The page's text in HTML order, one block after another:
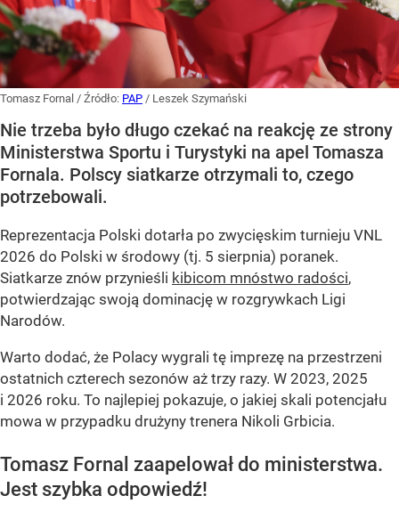
Tomasz Fornal / Źródło: PAP / Leszek Szymański
Nie trzeba było długo czekać na reakcję ze strony
Ministerstwa Sportu i Turystyki na apel Tomasza
Fornala. Polscy siatkarze otrzymali to, czego
potrzebowali.
Reprezentacja Polski dotarła po zwycięskim turnieju VNL
2026 do Polski w środowy (tj. 5 sierpnia) poranek.
Siatkarze znów przynieśli kibicom mnóstwo radości,
potwierdzając swoją dominację w rozgrywkach Ligi
Narodów.
Warto dodać, że Polacy wygrali tę imprezę na przestrzeni
ostatnich czterech sezonów aż trzy razy. W 2023, 2025
i 2026 roku. To najlepiej pokazuje, o jakiej skali potencjału
mowa w przypadku drużyny trenera Nikoli Grbicia.
Tomasz Fornal zaapelował do ministerstwa.
Jest szybka odpowiedź!